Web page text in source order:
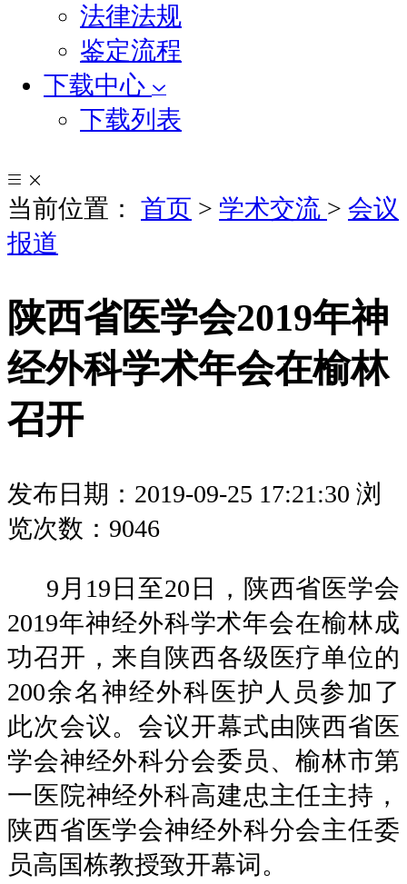
法律法规
鉴定流程
下载中心
下载列表
当前位置： 首页 > 学术交流 > 会议
报道
陕西省医学会2019年神
经外科学术年会在榆林
召开
发布日期：2019-09-25 17:21:30 浏
览次数：9046
9月19日至20日，陕西省医学会
2019年神经外科学术年会在榆林成
功召开，来自陕西各级医疗单位的
200余名神经外科医护人员参加了
此次会议。会议开幕式由陕西省医
学会神经外科分会委员、榆林市第
一医院神经外科高建忠主任主持，
陕西省医学会神经外科分会主任委
员高国栋教授致开幕词。